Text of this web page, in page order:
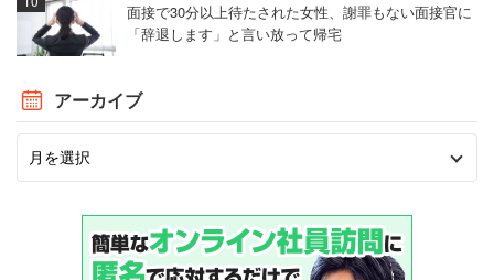
面接で30分以上待たされた女性、謝罪もない面接官に
「辞退します」と言い放って帰宅
アーカイブ